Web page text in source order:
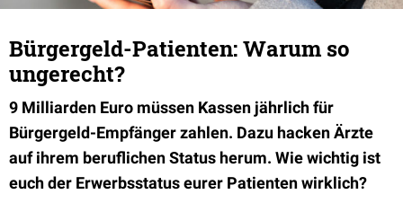
Bürgergeld-Patienten: Warum so
ungerecht?
9 Milliarden Euro müssen Kassen jährlich für
Bürgergeld-Empfänger zahlen. Dazu hacken Ärzte
auf ihrem beruflichen Status herum. Wie wichtig ist
euch der Erwerbsstatus eurer Patienten wirklich?